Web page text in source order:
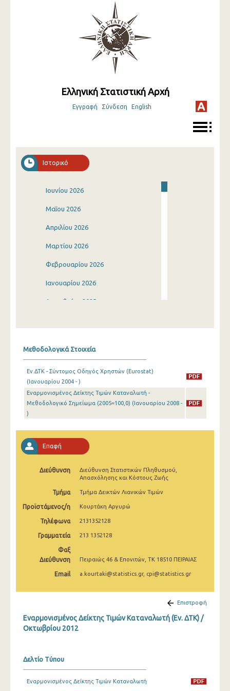
Ελληνική Στατιστική Αρχή
Εγγραφή Σύνδεση English
Ιστορικό
Ιουνίου 2026
Μαΐου 2026
Απριλίου 2026
Μαρτίου 2026
Φεβρουαρίου 2026
Ιανουαρίου 2026
Δεκεμβρίου 2025
Αυγούστου 2025
Ιουλίου 2025
Μαΐου 2025
Απριλίου 2025
Μαρτίου 2025
Ιανουαρίου 2025
Δεκεμβρίου 2024
Οκτωβρίου 2024
Ιουλίου 2024
Ιουνίου 2024
Απριλίου 2024
Μεθοδολογικά Στοιχεία
Εν.ΔΤΚ - Σύντομος Οδηγός Χρηστών (Eurostat)
(Ιανουαρίου 2004 - )
Εναρμονισμένος Δείκτης Τιμών Καταναλωτή -
Μεθοδολογικό Σημείωμα (2005=100,0) (Ιανουαρίου 2008 -
)
Επαφή
Διεύθυνση
Διεύθυνση Στατιστικών Πληθυσμού,
Απασχόλησης και Κόστους Ζωής
Τμήμα Τμήμα Δεικτών Λιανικών Τιμών
Προϊστάμενος/η Κουρτάκη Αργυρώ
Τηλέφωνα 2131352128
Γραμματεία 213 1352128
Φαξ
Διεύθυνση
Πειραιώς 46 & Επονιτών, ΤΚ 18510 ΠΕΙΡΑΙΑΣ
Email a.kourtaki@statistics.gr, cpi@statistics.gr
Επιστροφή
Εναρμονισμένος Δείκτης Τιμών Καταναλωτή (Εν. ΔΤΚ) /
Οκτωβρίου 2012
Δελτίο Τύπου
Εναρμονισμένος Δείκτης Τιμών Καταναλωτή